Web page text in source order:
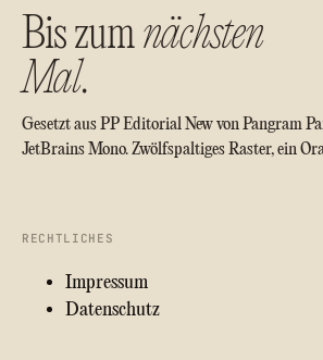
Bis zumnächsten
Mal.
Gesetzt aus PP Editorial New von Pangram
JetBrains Mono. Zwölfspaltiges Raster, ein
RECHTLICHES
Impressum
Datenschutz